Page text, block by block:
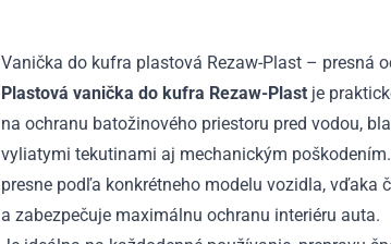
Vanička do kufra plastová Rezaw-Plast – presná
Plastová vanička do kufra Rezaw-Plast je
na ochranu batožinového priestoru pred vodou,
vyliatymi tekutinami aj mechanickým
presne podľa konkrétneho modelu vozidla, vďaka
a zabezpečuje maximálnu ochranu interiéru auta.